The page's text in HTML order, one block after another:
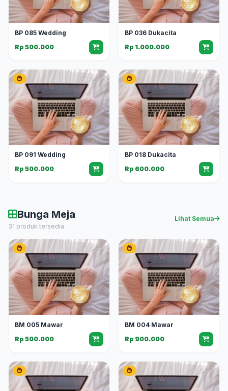
BP 085 Wedding
Rp 500.000
BP 036 Dukacita
Rp 1.000.000
BP 091 Wedding
Rp 500.000
BP 018 Dukacita
Rp 600.000
Bunga Meja
31 produk tersedia
Lihat Semua
BM 005 Mawar
Rp 500.000
BM 004 Mawar
Rp 900.000